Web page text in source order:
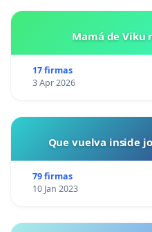
Mamá de Viku
17 firmas
3 Apr 2026
Que vuelva inside
79 firmas
10 Jan 2023